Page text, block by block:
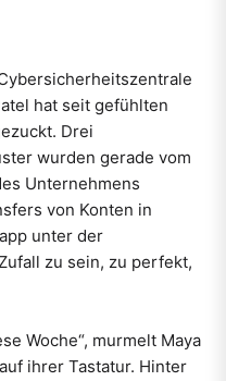
hat seit gefühlten
Drei
wurden gerade vom
Unternehmens
von Konten in
unter der
zu sein, zu perfekt,
Woche“, murmelt Maya
ihrer Tastatur. Hinter